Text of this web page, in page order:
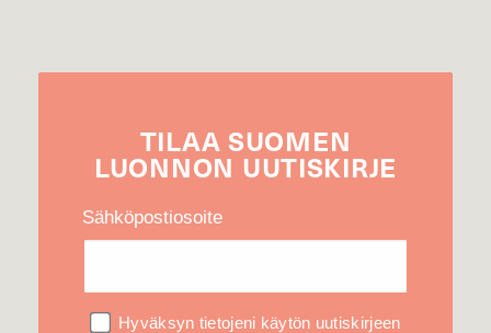
TILAA SUOMEN
LUONNON UUTIS­KIRJE
Sähköpostiosoite
Hyväksyn tietojeni käytön uutiskirjeen